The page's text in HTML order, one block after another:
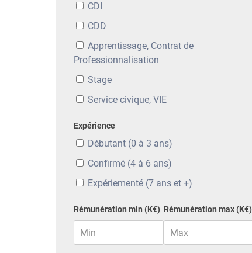
CDI
CDD
Apprentissage, Contrat de
Professionnalisation
Stage
Service civique, VIE
Expérience
Débutant (0 à 3 ans)
Confirmé (4 à 6 ans)
Expériementé (7 ans et +)
Rémunération min (K€) Rémunération max (K€)